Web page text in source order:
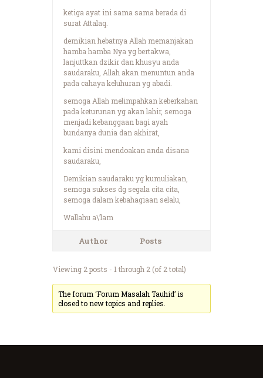
ketiga ayat ini sama sama berada di
surat Attalaq.
demikian hebatnya Allah memanjakan
hamba hamba Nya yg bertakwa,
lanjuttkan dzikir dan khusyu anda
saudaraku, Allah akan menuntun anda
pada cahaya keluhuran yg abadi.
semoga Allah melimpahkan keberkahan
pada keturunan yg akan lahir, semoga
menjadi kebanggaan bagi ayah
bundanya dunia dan akhirat,
kami disini mendoakan anda disana
saudaraku,
Demikian saudaraku yg kumuliakan,
semoga sukses dg segala cita cita,
semoga dalam kebahagiaan selalu,
Wallahu a\’lam
Author Posts
Viewing 2 posts - 1 through 2 (of 2 total)
The forum ‘Forum Masalah Tauhid’ is
closed to new topics and replies.